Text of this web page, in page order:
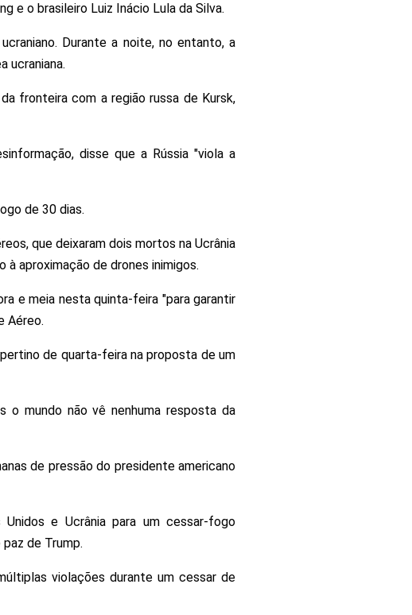
e o brasileiro Luiz Inácio Lula da Silva.
Durante a noite, no entanto, a
ucraniana.
fronteira com a região russa de Kursk,
disse que a Rússia "viola a
de 30 dias.
que deixaram dois mortos na Ucrânia
aproximação de drones inimigos.
e meia nesta quinta-feira "para garantir
Aéreo.
de quarta-feira na proposta de um
o mundo não vê nenhuma resposta da
de pressão do presidente americano
e Ucrânia para um cessar-fogo
de Trump.
violações durante um cessar de